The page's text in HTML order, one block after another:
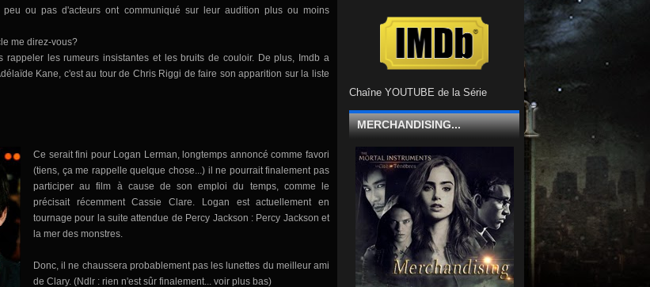
peu ou pas d'acteurs ont communiqué sur leur audition plus ou moins
me direz-vous?
rappeler les rumeurs insistantes et les bruits de couloir. De plus, Imdb a
Kane, c'est au tour de Chris Riggi de faire son apparition sur la liste
Ce serait fini pour Logan Lerman, longtemps annoncé comme favori
(tiens, ça me rappelle quelque chose...) il ne pourrait finalement pas
participer au film à cause de son emploi du temps, comme le
précisait récemment Cassie Clare. Logan est actuellement en
tournage pour la suite attendue de Percy Jackson : Percy Jackson et
la mer des monstres.
Donc, il ne chaussera probablement pas les lunettes du meilleur ami
de Clary. (Ndlr : rien n'est sûr finalement... voir plus bas)
Chaîne YOUTUBE de la Série
MERCHANDISING...